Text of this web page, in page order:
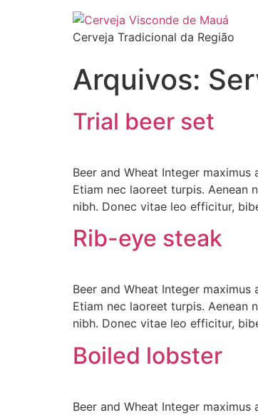
Cerveja Tradicional da Região
Arquivos:
Trial beer set
Beer and Wheat Integer
Etiam nec laoreet turpis. Aenean
nibh. Donec vitae leo efficitur,
Rib-eye steak
Beer and Wheat Integer
Etiam nec laoreet turpis. Aenean
nibh. Donec vitae leo efficitur,
Boiled lobster
Beer and Wheat Integer